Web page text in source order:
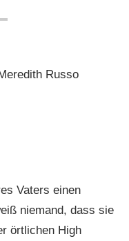
Russo
Vaters einen
niemand, dass sie
örtlichen High